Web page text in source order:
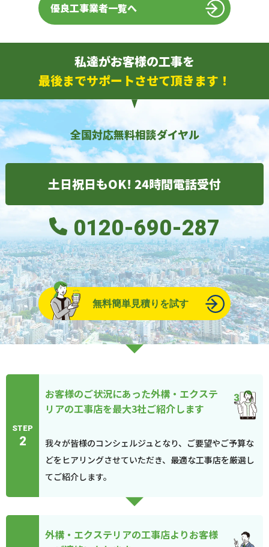
優良工事業者一覧へ
私達がお客様の工事を
最後までサポートさせて頂きます！
全国対応無料相談ダイヤル
土日祝日もOK! 24時間電話受付
0120-690-287
無料簡単見積りを試す
STEP
2
お客様のご状況にあった外構・エクステ
リアの工事店を最大3社ご紹介します
我々が皆様のコンシェルジュとなり、ご要望やご予算な
どをヒアリングさせていただき、最適な工事店を厳選し
てご紹介します。
外構・エクステリアの工事店よりお客様